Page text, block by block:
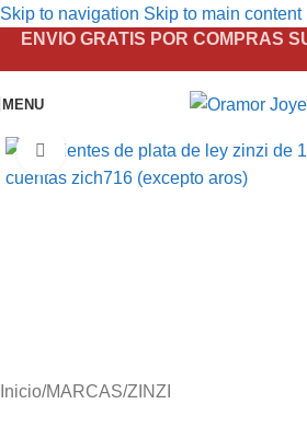
Skip to navigation Skip to main content
ENVIO GRATIS POR COMPRAS
MENU
Click to enlarge
Inicio/MARCAS/ZINZI